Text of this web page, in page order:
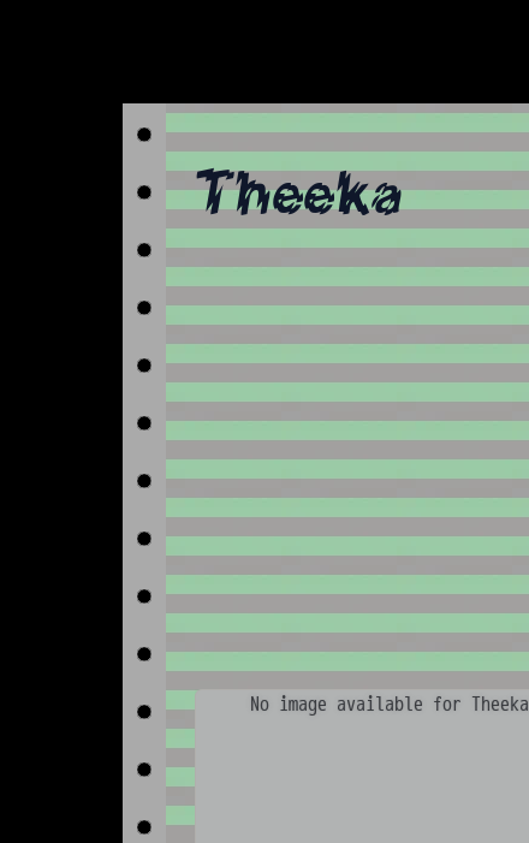
Theeka
No image available for Theeka